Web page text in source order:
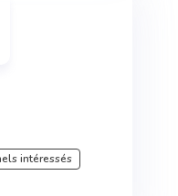
intéressés